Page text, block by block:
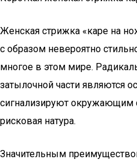
Женская стрижка «каре на
с образом невероятно
многое в этом мире.
затылочной части являются
сигнализируют окружающим
рисковая натура.
Значительным